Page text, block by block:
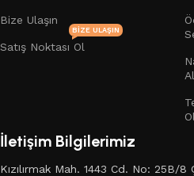
Bize Ulaşın
Satış Noktası Ol
BIZE ULAŞIN
Ol
İletişim Bilgilerimiz
Kızılırmak Mah. 1443 Cd. No: 25B/8